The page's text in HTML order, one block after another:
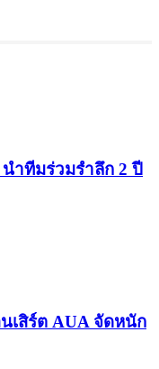
ำทีมร่วมรำลึก 2 ปี
เสิร์ต AUA จัดหนัก